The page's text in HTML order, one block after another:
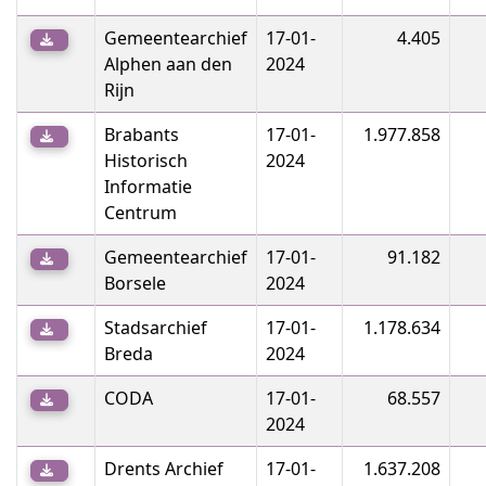
wget https://oa-export.s3.nl-ams.scw.cloud/csv/
Gemeentearchief
Alphen aan den
Rijn
17-01-
2024
4.405
Brabants
Historisch
Informatie
Centrum
17-01-
2024
1.977.858
Gemeentearchief
Borsele
17-01-
2024
91.182
Stadsarchief
Breda
17-01-
2024
1.178.634
CODA
17-01-
2024
68.557
Drents Archief
17-01-
1.637.208